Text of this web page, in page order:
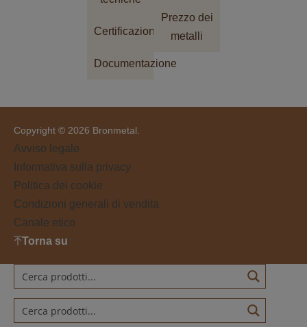
Certificazioni
Documentazione
Prezzo dei
metalli
Copyright © 2026 Bronmetal.
Avviso legale
Informativa sulla privacy
Politica dei cookie
Condizioni generali di vendita
Canale etico
Torna su